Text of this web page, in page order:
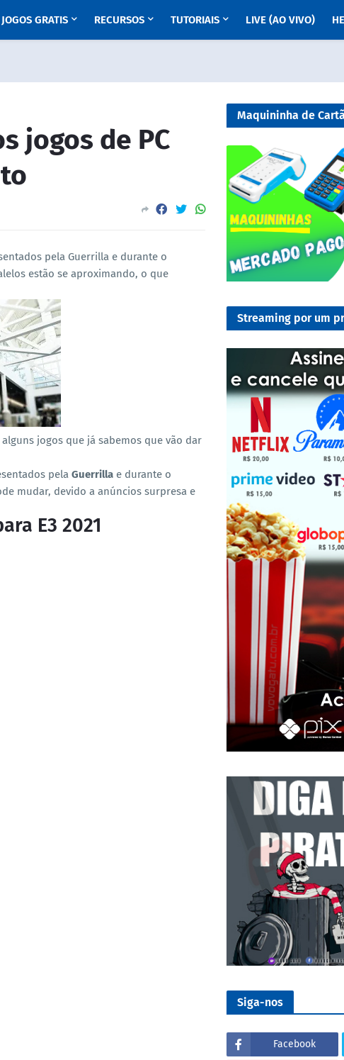
JOGOS GRATIS RECURSOS TUTORIAIS LIVE (AO VIVO)
jogos de PC
pela Guerrilla e durante o
estão se aproximando, o que
jogos que já sabemos que vão dar
pela Guerrilla e durante o
mudar, devido a anúncios surpresa e
E3 2021
Maquininha de
Streaming por um
Siga-nos
Facebook